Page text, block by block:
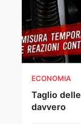
ECONOMIA
Taglio
davvero